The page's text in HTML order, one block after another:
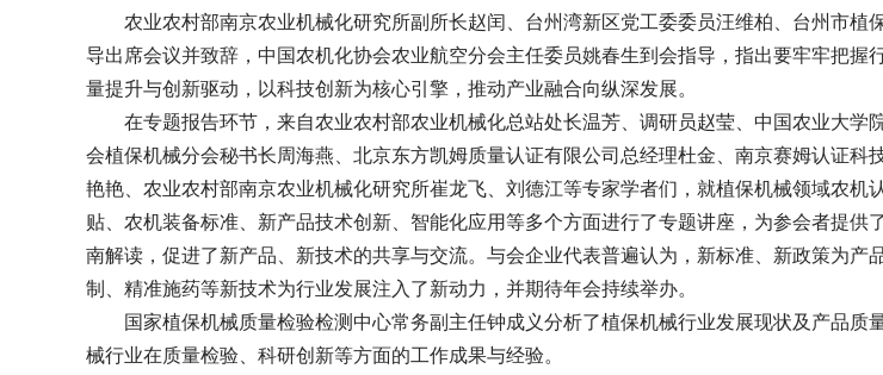
农业农村部南京农业机械化研究所副所长赵闰、台州湾新区党工委委员汪维柏、台州市植
导出席会议并致辞，中国农机化协会农业航空分会主任委员姚春生到会指导，指出要牢牢把握
量提升与创新驱动，以科技创新为核心引擎，推动产业融合向纵深发展。
在专题报告环节，来自农业农村部农业机械化总站处长温芳、调研员赵莹、中国农业大学
会植保机械分会秘书长周海燕、北京东方凯姆质量认证有限公司总经理杜金、南京赛姆认证科
艳艳、农业农村部南京农业机械化研究所崔龙飞、刘德江等专家学者们，就植保机械领域农机
贴、农机装备标准、新产品技术创新、智能化应用等多个方面进行了专题讲座，为参会者提供
南解读，促进了新产品、新技术的共享与交流。与会企业代表普遍认为，新标准、新政策为产
制、精准施药等新技术为行业发展注入了新动力，并期待年会持续举办。
国家植保机械质量检验检测中心常务副主任钟成义分析了植保机械行业发展现状及产品质
械行业在质量检验、科研创新等方面的工作成果与经验。